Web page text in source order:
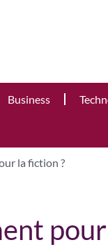
Business
la fiction ?